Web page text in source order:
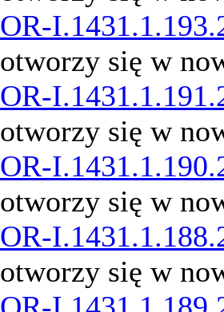
OR-
otworzy się w
OR-
otworzy się w
OR-
otworzy się w
OR-
otworzy się w